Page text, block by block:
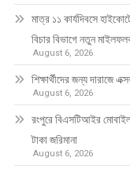
মাত্র ১১ কার্যদিবসে
বিচার বিভাগে নতুন
August 6, 2026
শিক্ষার্থীদের জন্য দারাজে
August 6, 2026
রংপুরে বিএসটিআইর
টাকা জরিমানা
August 6, 2026